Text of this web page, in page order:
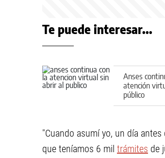
Te puede interesar...
Anses
atención
público
"Cuando asumí yo, un día
que teníamos 6 mil trámites de